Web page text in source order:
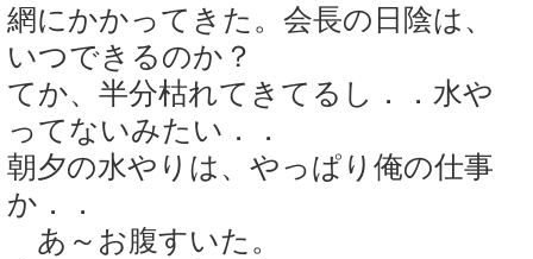
網にかかってきた。会長の日陰は、
いつできるのか？
てか、半分枯れてきてるし．．水や
ってないみたい．．
朝夕の水やりは、やっぱり俺の仕事
か．．
あ～お腹すいた。